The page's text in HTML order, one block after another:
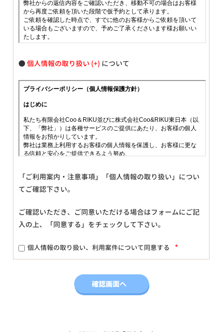
●個人情報の取り扱い について
「ご利用案内・注意事項」「個人情報の取り扱い」につい
てご確認下さい。
ご確認いただき、ご同意いただける場合はフォームにご記
入の上、「同意する」をチェックして下さい。
個人情報の取り扱い、利用案件について同意する *